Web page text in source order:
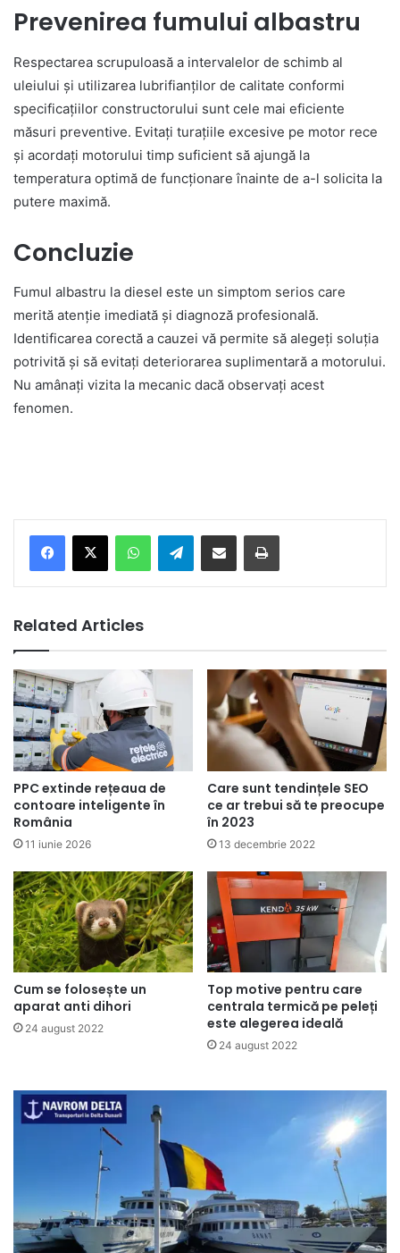
Prevenirea fumului albastru
Respectarea scrupuloasă a intervalelor de schimb al
uleiului și utilizarea lubrifianților de calitate conformi
specificațiilor constructorului sunt cele mai eficiente
măsuri preventive. Evitați turațiile excesive pe motor rece
și acordați motorului timp suficient să ajungă la
temperatura optimă de funcționare înainte de a-l solicita la
putere maximă.
Concluzie
Fumul albastru la diesel este un simptom serios care
merită atenție imediată și diagnoză profesională.
Identificarea corectă a cauzei vă permite să alegeți soluția
potrivită și să evitați deteriorarea suplimentară a motorului.
Nu amânați vizita la mecanic dacă observați acest
fenomen.
Telegram
Related Articles
PPC extinde rețeaua de
contoare inteligente în
România
11 iunie 2026
Care sunt tendințele SEO
ce ar trebui să te preocupe
în 2023
13 decembrie 2022
Cum se folosește un
aparat anti dihori
24 august 2022
Top motive pentru care
centrala termică pe peleți
este alegerea ideală
24 august 2022